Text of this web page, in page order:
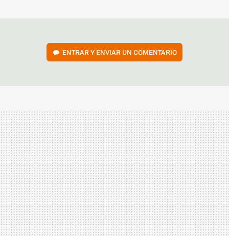
ENTRAR Y ENVIAR UN COMENTARIO